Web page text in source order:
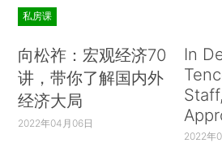
私房课
向松祚：宏观经济70
讲，带你了解国内外
经济大局
2022年04月06日
In
2022年